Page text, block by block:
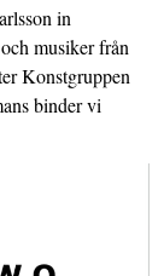
in
musiker från
Konstgruppen
binder vi